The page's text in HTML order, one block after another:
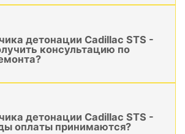
детонации Cadillac STS -
консультацию по
детонации Cadillac STS -
оплаты принимаются?